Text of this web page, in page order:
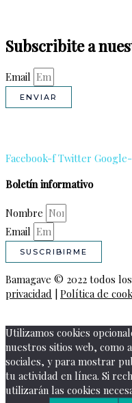
Subscribite a
Email
ENVIAR
Facebook-f Twitter
Boletín informativo
Nombre
Email
SUSCRIBIRME
Bamagave © 2022 todos
privacidad
Política de
Utilizamos cookies
nuestros sitios web, como
sociales, y para mostrar
tu actividad en línea. Si
utilizarán las cookies